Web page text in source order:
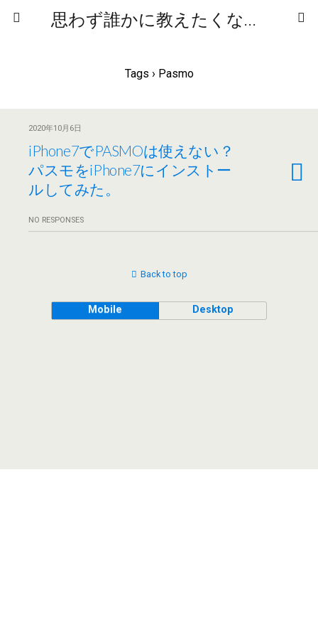
思わず誰かに教えたくなるニュースや雑学
Tags › Pasmo
2020年10月6日
iPhone7でPASMOは使えない？
パスモをiPhone7にインストー
ルしてみた。
NO RESPONSES
Back to top
Mobile Desktop